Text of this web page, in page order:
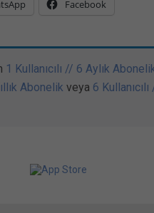
Facebook
1 Kullanıcılı // 6 Aylık
Abonelik veya 6